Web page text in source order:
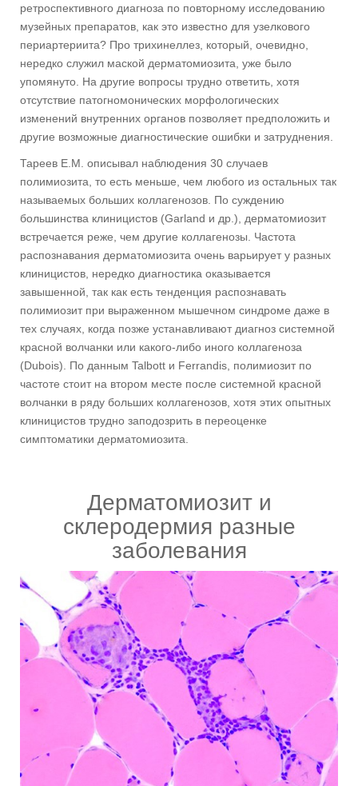
ретроспективного диагноза по повторному исследованию
музейных препаратов, как это известно для узелкового
периартериита? Про трихинеллез, который, очевидно,
нередко служил маской дерматомиозита, уже было
упомянуто. На другие вопросы трудно ответить, хотя
отсутствие патогномонических морфологических
изменений внутренних органов позволяет предположить и
другие возможные диагностические ошибки и затруднения.
Тареев Е.М. описывал наблюдения 30 случаев
полимиозита, то есть меньше, чем любого из остальных так
называемых больших коллагенозов. По суждению
большинства клиницистов (Garland и др.), дерматомиозит
встречается реже, чем другие коллагенозы. Частота
распознавания дерматомиозита очень варьирует у разных
клиницистов, нередко диагностика оказывается
завышенной, так как есть тенденция распознавать
полимиозит при выраженном мышечном синдроме даже в
тех случаях, когда позже устанавливают диагноз системной
красной волчанки или какого-либо иного коллагеноза
(Dubois). По данным Talbott и Ferrandis, полимиозит по
частоте стоит на втором месте после системной красной
волчанки в ряду больших коллагенозов, хотя этих опытных
клиницистов трудно заподозрить в переоценке
симптоматики дерматомиозита.
Дерматомиозит и
склеродермия разные
заболевания